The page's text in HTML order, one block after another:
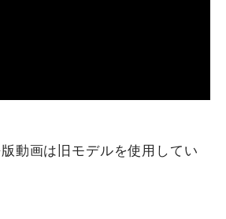
動画は旧モデルを使用してい